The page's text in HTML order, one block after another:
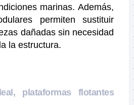
marinas. Además,
permiten sustituir
dañadas sin necesidad
la estructura.
plataformas flotantes